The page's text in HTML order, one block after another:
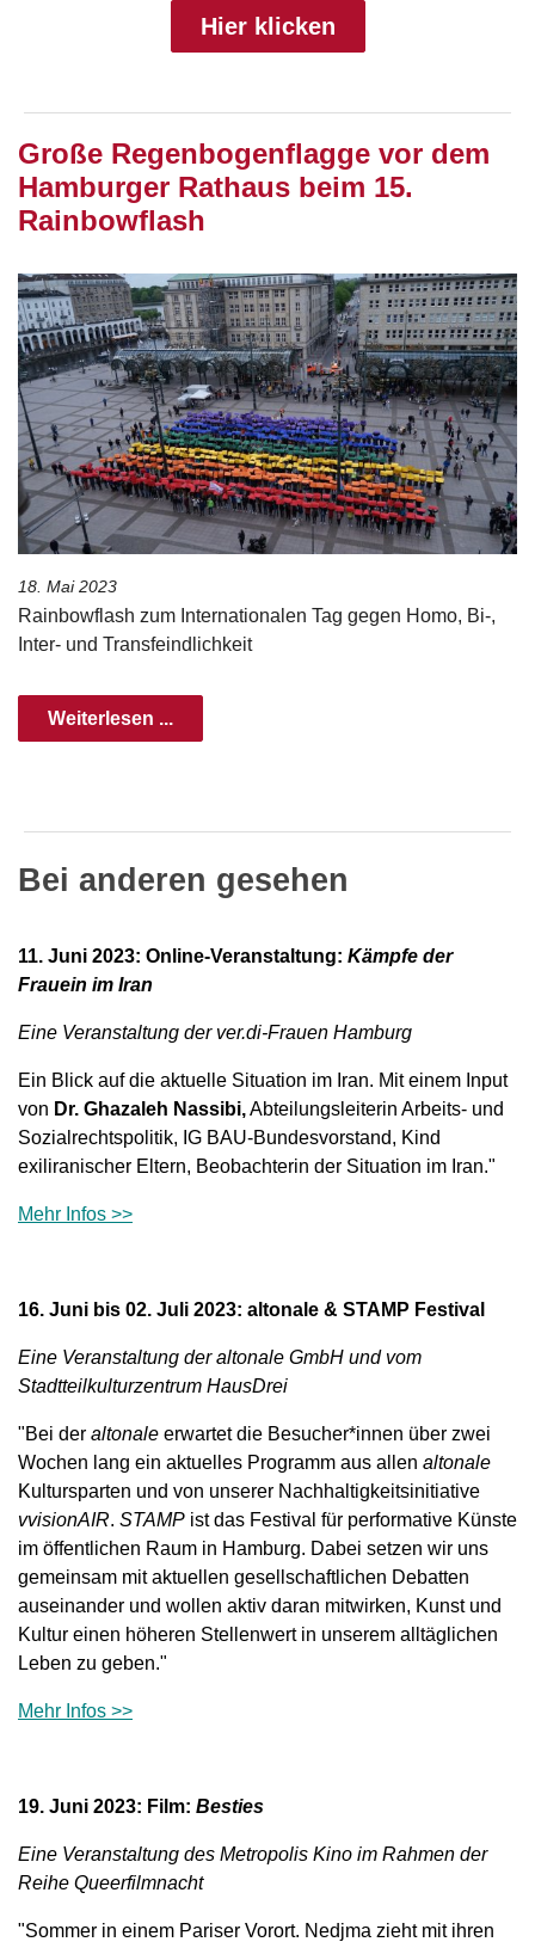
Hier klicken
Große Regenbogenflagge vor dem
Hamburger Rathaus beim 15.
Rainbowflash
18. Mai 2023
Rainbowflash zum Internationalen Tag gegen Homo, Bi-,
Inter- und Transfeindlichkeit
Weiterlesen ...
Bei anderen gesehen
11. Juni 2023: Online-Veranstaltung: Kämpfe der
Frauein im Iran
Eine Veranstaltung der ver.di-Frauen Hamburg
Ein Blick auf die aktuelle Situation im Iran. Mit einem Input
von Dr. Ghazaleh Nassibi,Abteilungsleiterin Arbeits- und
Sozialrechtspolitik, IG BAU-Bundesvorstand, Kind
exiliranischer Eltern, Beobachterin der Situation im Iran."
Mehr Infos >>
16. Juni bis 02. Juli 2023: altonale & STAMP Festival
Eine Veranstaltung deraltonale GmbH und vom
Stadtteilkulturzentrum HausDrei
"Bei der altonale erwartet die Besucher*innen über zwei
Wochen lang ein aktuelles Programm aus allen altonale
Kultursparten und von unserer Nachhaltigkeitsinitiative
vvisionAIR. STAMP ist das Festival für performative Künste
im öffentlichen Raum in Hamburg. Dabei setzen wir uns
gemeinsam mit aktuellen gesellschaftlichen Debatten
auseinander und wollen aktiv daran mitwirken, Kunst und
Kultur einen höheren Stellenwert in unserem alltäglichen
Leben zu geben."
Mehr Infos >>
19. Juni 2023: Film: Besties
Eine Veranstaltung des Metropolis Kino im Rahmen der
Reihe Queerfilmnacht
"Sommer in einem Pariser Vorort. Nedjma zieht mit ihren